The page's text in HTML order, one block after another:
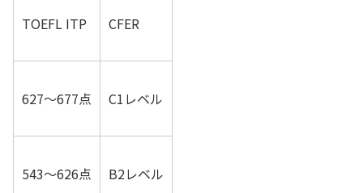
TOEFL ITP CFER
627〜677点 C1レベル
543〜626点 B2レベル